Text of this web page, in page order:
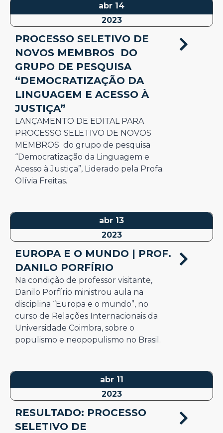
abr 14
2023
PROCESSO SELETIVO DE
NOVOS MEMBROS DO
GRUPO DE PESQUISA
“DEMOCRATIZAÇÃO DA
LINGUAGEM E ACESSO À
JUSTIÇA”
LANÇAMENTO DE EDITAL PARA
PROCESSO SELETIVO DE NOVOS
MEMBROS do grupo de pesquisa
“Democratização da Linguagem e
Acesso à Justiça”, Liderado pela Profa.
Olívia Freitas.
abr 13
2023
EUROPA E O MUNDO | PROF.
DANILO PORFÍRIO
Na condição de professor visitante,
Danilo Porfírio ministrou aula na
disciplina “Europa e o mundo”, no
curso de Relações Internacionais da
Universidade Coimbra, sobre o
populismo e neopopulismo no Brasil.
abr 11
2023
RESULTADO: PROCESSO
SELETIVO DE